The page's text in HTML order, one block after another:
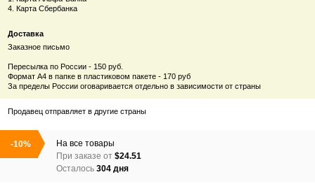
4. Карта Сбербанка
Доставка
Заказное письмо
Пересылка по России - 150 руб.
Формат А4 в папке в пластиковом пакете - 170 руб
За пределы России оговаривается отдельно в зависимости от страны
Продавец отправляет в другие страны
-10%
На все товары
При заказе от $24.51
Осталось 304 дня